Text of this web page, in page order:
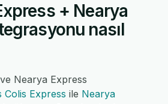
+ Nearya
nasıl
Nearya Express
Colis Express ile Nearya